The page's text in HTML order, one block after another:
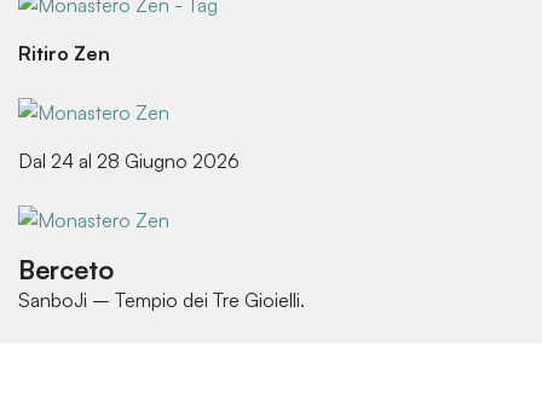
Ritiro Zen
Dal 24 al 28 Giugno 2026
Berceto
SanboJi – Tempio dei Tre Gioielli.